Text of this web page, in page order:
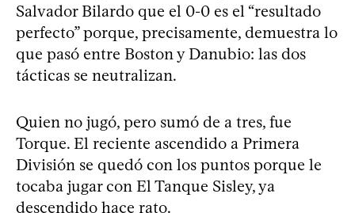
Salvador Bilardo que el 0-0 es el “resultado
perfecto” porque, precisamente, demuestra lo
que pasó entre Boston y Danubio: las dos
tácticas se neutralizan.
Quien no jugó, pero sumó de a tres, fue
Torque. El reciente ascendido a Primera
División se quedó con los puntos porque le
tocaba jugar con El Tanque Sisley, ya
descendido hace rato.